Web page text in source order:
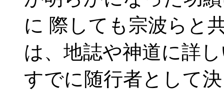
に 際しても宗波らと
は、地誌や神道に詳
すでに随行者として